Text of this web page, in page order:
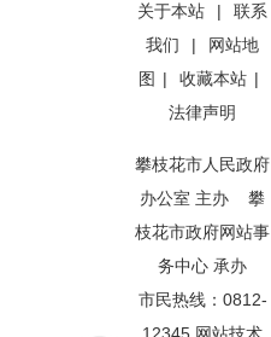
关于本站 |
联系
我们
|
网站地
图 | 收藏本站 |
法律声明
攀枝花市人民政府
办公室 主办 攀
枝花市政府网站事
务中心 承办
市民热线：0812-